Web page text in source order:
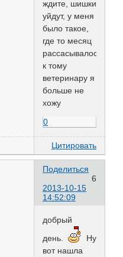
ждите, шишки
уйдут, у меня
было такое,
где то месяц
рассасывалось,
к тому
ветеринару я
больше не
хожу
0
Цитировать
Поделиться
6
2013-10-15
14:52:09
добрый
день.
Ну
вот нашла